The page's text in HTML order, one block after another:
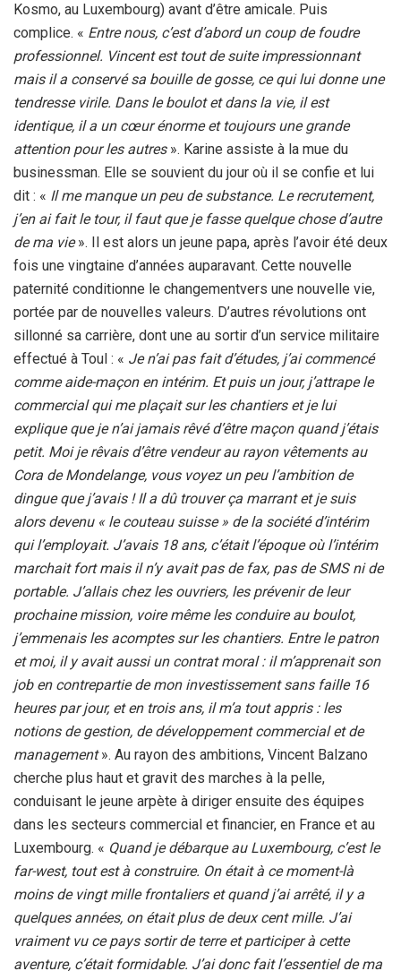
Kosmo, au Luxembourg) avant d’être amicale. Puis
complice. « Entre nous, c’est d’abord un coup de foudre
professionnel. Vincent est tout de suite impressionnant
mais il a conservé sa bouille de gosse, ce qui lui donne une
tendresse virile. Dans le boulot et dans la vie, il est
identique, il a un cœur énorme et toujours une grande
attention pour les autres ». Karine assiste à la mue du
businessman. Elle se souvient du jour où il se confie et lui
dit : « Il me manque un peu de substance. Le recrutement,
j’en ai fait le tour, il faut que je fasse quelque chose d’autre
de ma vie». Il est alors un jeune papa, après l’avoir été deux
fois une vingtaine d’années auparavant. Cette nouvelle
paternité conditionne le changementvers une nouvelle vie,
portée par de nouvelles valeurs. D’autres révolutions ont
sillonné sa carrière, dont une au sortir d’un service militaire
effectué à Toul : « Je n’ai pas fait d’études, j’ai commencé
comme aide-maçon en intérim. Et puis un jour, j’attrape le
commercial qui me plaçait sur les chantiers et je lui
explique que je n’ai jamais rêvé d’être maçon quand j’étais
petit. Moi je rêvais d’être vendeur au rayon vêtements au
Cora de Mondelange, vous voyez un peu l’ambition de
dingue que j’avais ! Il a dû trouver ça marrant et je suis
alors devenu « le couteau suisse » de la société d’intérim
qui l’employait. J’avais 18 ans, c’était l’époque où l’intérim
marchait fort mais il n’y avait pas de fax, pas de SMS ni de
portable. J’allais chez les ouvriers, les prévenir de leur
prochaine mission, voire même les conduire au boulot,
j’emmenais les acomptes sur les chantiers. Entre le patron
et moi, il y avait aussi un contrat moral : il m’apprenait son
job en contrepartie de mon investissement sans faille 16
heures par jour, et en trois ans, il m’a tout appris : les
notions de gestion, de développement commercial et de
management». Au rayon des ambitions, Vincent Balzano
cherche plus haut et gravit des marches à la pelle,
conduisant le jeune arpète à diriger ensuite des équipes
dans les secteurs commercial et financier, en France et au
Luxembourg. « Quand je débarque au Luxembourg, c’est le
far-west, tout est à construire. On était à ce moment-là
moins de vingt mille frontaliers et quand j’ai arrêté, il y a
quelques années, on était plus de deux cent mille. J’ai
vraiment vu ce pays sortir de terre et participer à cette
aventure, c’était formidable. J’ai donc fait l’essentiel de ma